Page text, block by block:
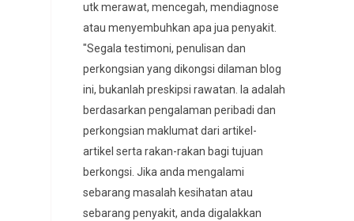
utk merawat, mencegah, mendiagnose
atau menyembuhkan apa jua penyakit.
"Segala testimoni, penulisan dan
perkongsian yang dikongsi dilaman blog
ini, bukanlah preskipsi rawatan. Ia adalah
berdasarkan pengalaman peribadi dan
perkongsian maklumat dari artikel-
artikel serta rakan-rakan bagi tujuan
berkongsi. Jika anda mengalami
sebarang masalah kesihatan atau
sebarang penyakit, anda digalakkan